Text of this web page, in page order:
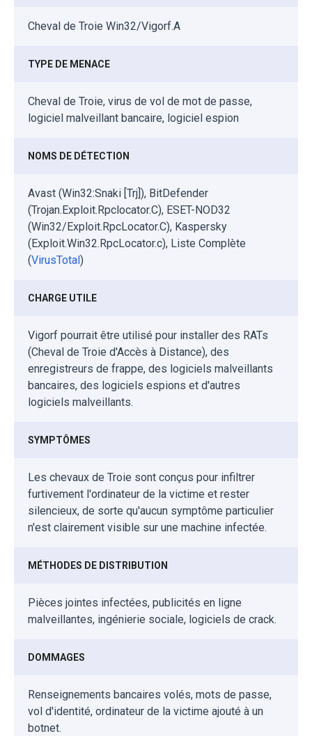
Cheval de Troie Win32/Vigorf.A
TYPE DE MENACE
Cheval de Troie, virus de vol de mot de passe,
logiciel malveillant bancaire, logiciel espion
NOMS DE DÉTECTION
Avast (Win32:Snaki [Trj]), BitDefender
(Trojan.Exploit.Rpclocator.C), ESET-NOD32
(Win32/Exploit.RpcLocator.C), Kaspersky
(Exploit.Win32.RpcLocator.c), Liste Complète
(VirusTotal)
CHARGE UTILE
Vigorf pourrait être utilisé pour installer des RATs
(Cheval de Troie d'Accès à Distance), des
enregistreurs de frappe, des logiciels malveillants
bancaires, des logiciels espions et d'autres
logiciels malveillants.
SYMPTÔMES
Les chevaux de Troie sont conçus pour infiltrer
furtivement l'ordinateur de la victime et rester
silencieux, de sorte qu'aucun symptôme particulier
n'est clairement visible sur une machine infectée.
MÉTHODES DE DISTRIBUTION
Pièces jointes infectées, publicités en ligne
malveillantes, ingénierie sociale, logiciels de crack.
DOMMAGES
Renseignements bancaires volés, mots de passe,
vol d'identité, ordinateur de la victime ajouté à un
botnet.